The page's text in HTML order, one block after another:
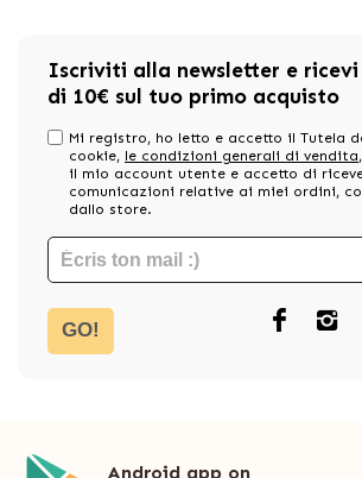
Iscriviti alla newsletter e ricevi
di 10€ sul tuo primo acquisto
Mi registro, ho letto e accetto il Tutela
cookie, le condizioni generali di vendita
il mio account utente e accetto di
comunicazioni relative ai miei ordini,
dallo store.
GO!
Android app on